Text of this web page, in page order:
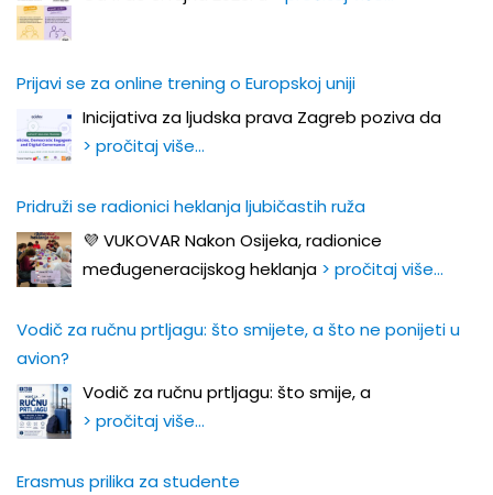
Prijavi se za online trening o Europskoj uniji
Inicijativa za ljudska prava Zagreb poziva da
> pročitaj više…
Pridruži se radionici heklanja ljubičastih ruža
💜 VUKOVAR Nakon Osijeka, radionice
međugeneracijskog heklanja > pročitaj više…
Vodič za ručnu prtljagu: što smijete, a što ne ponijeti u
avion?
Vodič za ručnu prtljagu: što smije, a
> pročitaj više…
Erasmus prilika za studente